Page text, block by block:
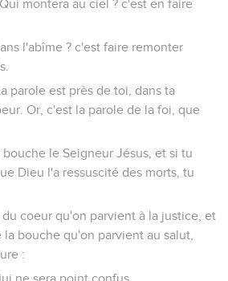
montera au ciel ? c'est en faire
l'abîme ? c'est faire remonter
parole est près de toi, dans ta
Or, c'est la parole de la foi, que
le Seigneur Jésus, et si tu
Dieu l'a ressuscité des morts, tu
coeur qu'on parvient à la justice, et
bouche qu'on parvient au salut,
:
ne sera point confus.